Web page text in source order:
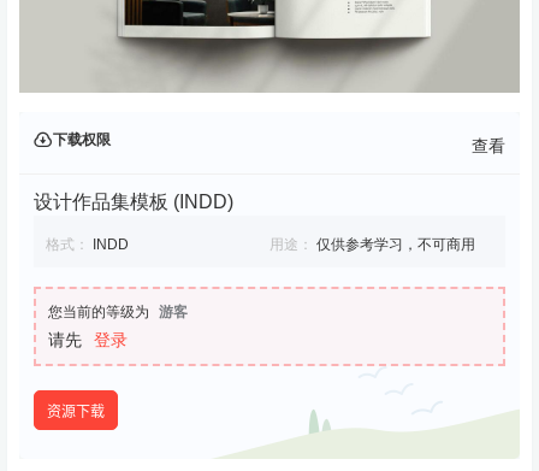
下载权限 查看
设计作品集模板 (INDD)
格式： INDD 用途： 仅供参考学习，不可商用
您当前的等级为 游客
请先 登录
资源下载